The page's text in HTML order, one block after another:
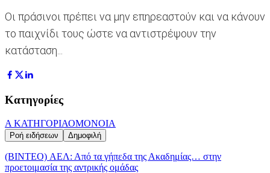
Οι πράσινοι πρέπει να μην επηρεαστούν και να κάνουν
το παιχνίδι τους ώστε να αντιστρέψουν την
κατάσταση...
Κατηγορίες
Α ΚΑΤΗΓΟΡΙΑΟΜΟΝΟΙΑ
Ροή ειδήσεων Δημοφιλή
(BINTEO) ΑΕΛ: Από τα γήπεδα της Ακαδημίας… στην
προετοιμασία της αντρικής ομάδας